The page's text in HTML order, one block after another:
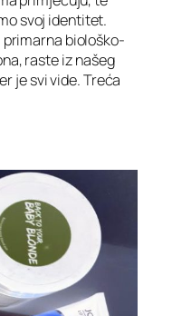
svoj identitet.
primarna biološko-
raste iz našeg
je svi vide. Treća